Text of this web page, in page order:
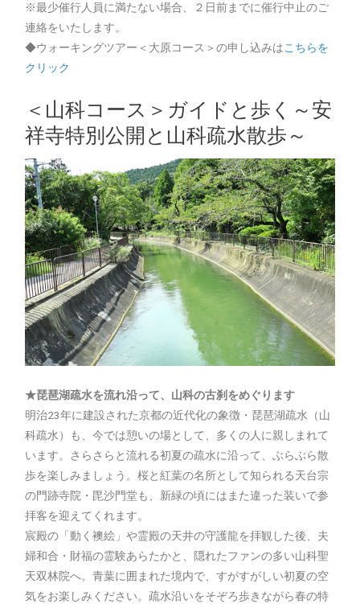
※最少催行人員に満たない場合、２日前までに催行中止のご
連絡をいたします。
◆ウォーキングツアー＜大原コース＞の申し込みはこちらを
クリック
＜山科コース＞ガイドと歩く～安
祥寺特別公開と山科疏水散歩～
★琵琶湖疏水を流れ沿って、山科の古刹をめぐります
明治23年に建設された京都の近代化の象徴・琵琶湖疏水（山
科疏水）も、今では憩いの場として、多くの人に親しまれて
います。さらさらと流れる初夏の疏水に沿って、ぶらぶら散
歩を楽しみましょう。桜と紅葉の名所として知られる天台宗
の門跡寺院・毘沙門堂も、新緑の頃にはまた違った装いで参
拝客を迎えてくれます。
宸殿の「動く襖絵」や霊殿の天井の守護龍を拝観した後、夫
婦和合・財福の霊験あらたかと、隠れたファンの多い山科聖
天双林院へ。青葉に囲まれた境内で、すがすがしい初夏の空
気をお楽しみください。疏水沿いをそぞろ歩きながら春の特